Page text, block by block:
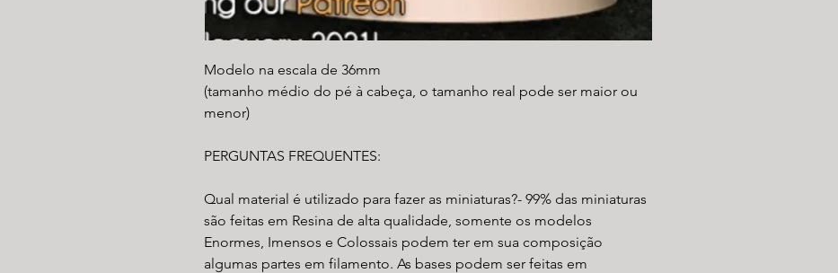
Modelo na escala de 36mm
(tamanho médio do pé à cabeça, o tamanho real pode ser maior ou
menor)
PERGUNTAS FREQUENTES:
Qual material é utilizado para fazer as miniaturas?- 99% das miniaturas
são feitas em Resina de alta qualidade, somente os modelos
Enormes, Imensos e Colossais podem ter em sua composição
algumas partes em filamento. As bases podem ser feitas em